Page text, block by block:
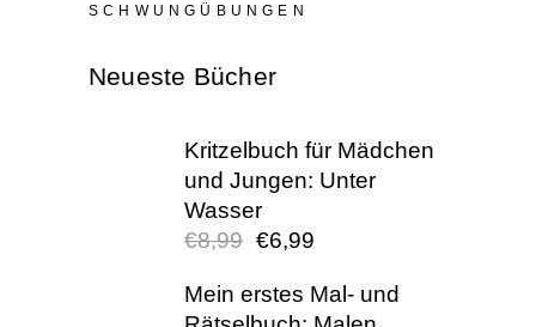
SCHWUNGÜBUNGEN
Neueste Bücher
Kritzelbuch für Mädchen
und Jungen: Unter
Wasser
€8,99
WAR:
€6,99
Mein erstes Mal- und